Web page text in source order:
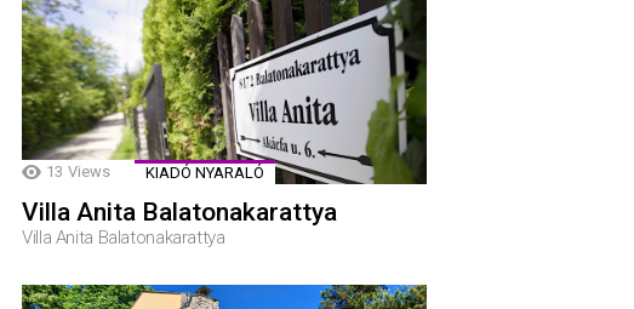
13 Views KIADÓ NYARALÓ
Villa Anita Balatonakarattya
Villa Anita Balatonakarattya